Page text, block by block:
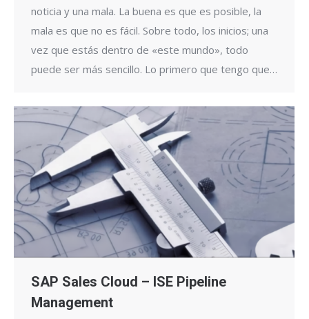
noticia y una mala. La buena es que es posible, la
mala es que no es fácil. Sobre todo, los inicios; una
vez que estás dentro de «este mundo», todo
puede ser más sencillo. Lo primero que tengo que…
SAP Sales Cloud – ISE Pipeline
Management